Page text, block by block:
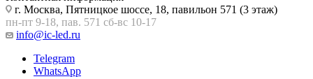
г. Москва, Пятницкое шоссе, 18, павильон 571 (3 этаж)
пн-пт 9-18, пав. 571 сб-вс 10-17
info@ic-led.ru
Telegram
WhatsApp